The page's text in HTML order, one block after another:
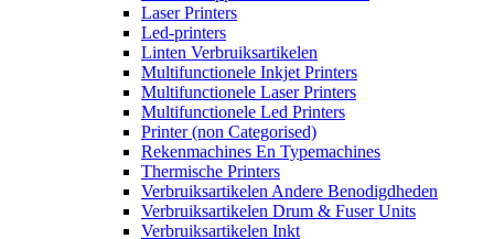
Laser Printers
Led-printers
Linten Verbruiksartikelen
Multifunctionele Inkjet Printers
Multifunctionele Laser Printers
Multifunctionele Led Printers
Printer (non Categorised)
Rekenmachines En Typemachines
Thermische Printers
Verbruiksartikelen Andere Benodigdheden
Verbruiksartikelen Drum & Fuser Units
Verbruiksartikelen Inkt